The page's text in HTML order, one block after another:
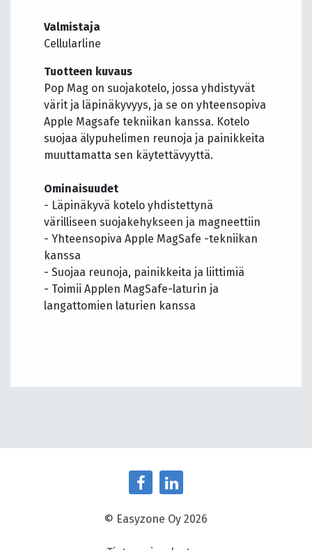
Valmistaja
Cellularline
Tuotteen kuvaus
Pop Mag on suojakotelo, jossa yhdistyvät
värit ja läpinäkyvyys, ja se on yhteensopiva
Apple Magsafe tekniikan kanssa. Kotelo
suojaa älypuhelimen reunoja ja painikkeita
muuttamatta sen käytettävyyttä.
Ominaisuudet
- Läpinäkyvä kotelo yhdistettynä
värilliseen suojakehykseen ja magneettiin
- Yhteensopiva Apple MagSafe -tekniikan
kanssa
- Suojaa reunoja, painikkeita ja liittimiä
- Toimii Applen MagSafe-laturin ja
langattomien laturien kanssa
© Easyzone Oy 2026